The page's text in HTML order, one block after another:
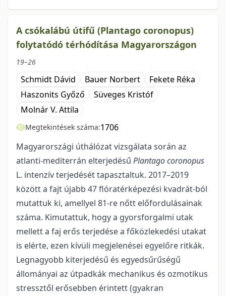
A csókalábú útifű (Plantago coronopus)
folytatódó térhódítása Magyarországon
19–26
Schmidt Dávid Bauer Norbert
Fekete Réka
Haszonits Győző
Süveges Kristóf
Molnár V. Attila
Megtekintések száma:1706
Magyarországi úthálózat vizsgálata során az
atlanti-mediterrán elterjedésű Plantago coronopus
L. intenzív terjedését tapasztaltuk. 2017–2019
között a fajt újabb 47 flóratérképezési kvadrát-ból
mutattuk ki, amellyel 81-re nőtt előfordulásainak
száma. Kimutattuk, hogy a gyorsforgalmi utak
mellett a faj erős terjedése a főközlekedési utakat
is elérte, ezen kívüli megjelenései egyelőre ritkák.
Legnagyobb kiterjedésű és egyedsűrűségű
állományai az útpadkák mechanikus és ozmotikus
stressztől erősebben érintett (gyakran